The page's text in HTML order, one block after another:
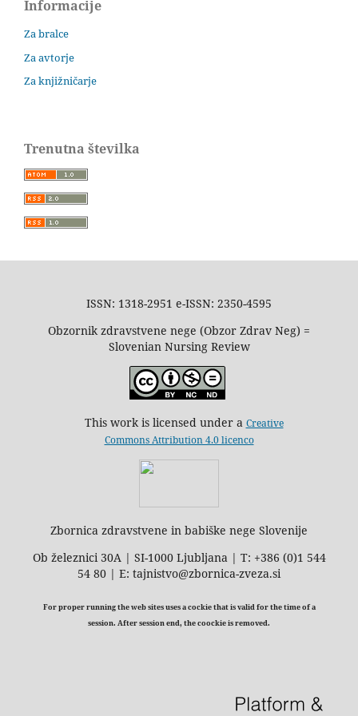
Informacije
Za bralce
Za avtorje
Za knjižničarje
Trenutna številka
ISSN: 1318-2951 e-ISSN: 2350-4595
Obzornik zdravstvene nege (Obzor Zdrav Neg) =
Slovenian Nursing Review
This work is licensed under a Creative
Commons Attribution 4.0 licenco
Zbornica zdravstvene in babiške nege Slovenije
Ob železnici 30A | SI-1000 Ljubljana | T: +386 (0)1 544
54 80 | E: tajnistvo@zbornica-zveza.si
For proper running the web sites uses a cockie that is valid for the time of a
session. After session end, the coockie is removed.